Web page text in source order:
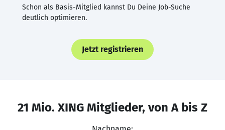
Schon als Basis-Mitglied kannst Du Deine Job-Suche
deutlich optimieren.
Jetzt registrieren
21 Mio. XING Mitglieder, von A bis Z